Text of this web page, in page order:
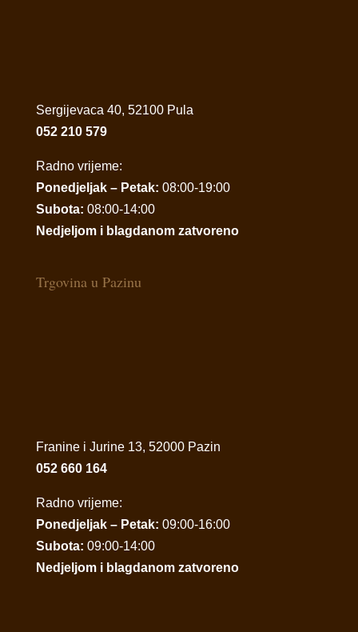
Sergijevaca 40, 52100 Pula
052 210 579
Radno vrijeme:
Ponedjeljak – Petak: 08:00-19:00
Subota: 08:00-14:00
Nedjeljom i blagdanom zatvoreno
Trgovina u Pazinu
Franine i Jurine 13, 52000 Pazin
052 660 164
Radno vrijeme:
Ponedjeljak – Petak: 09:00-16:00
Subota: 09:00-14:00
Nedjeljom i blagdanom zatvoreno